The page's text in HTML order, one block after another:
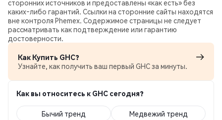
сторонних источников и предоставлены «как есть» без
каких‑либо гарантий. Ссылки на сторонние сайты находятся
вне контроля Phemex. Содержимое страницы не следует
рассматривать как подтверждение или гарантию
достоверности.
Как Купить GHC?
Узнайте, как получить ваш первый GHC за минуты.
Как вы относитесь к GHC сегодня?
Бычий тренд Медвежий тренд